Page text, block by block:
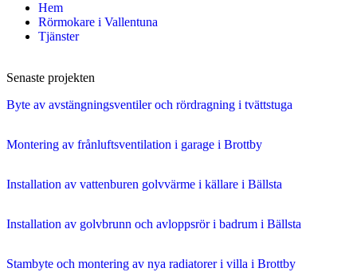
Hem
Rörmokare i Vallentuna
Tjänster
Senaste projekten
Byte av avstängningsventiler och rördragning i tvättstuga
Montering av frånluftsventilation i garage i Brottby
Installation av vattenburen golvvärme i källare i Bällsta
Installation av golvbrunn och avloppsrör i badrum i Bällsta
Stambyte och montering av nya radiatorer i villa i Brottby